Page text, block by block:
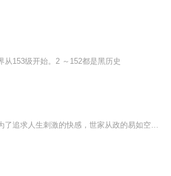
153级开始。2 ～152都是黑历史
【内容简介】从政还是从商？政治人情复杂，商业险象环生。或许就是为了追求人生刺激的快感，世家从政的易如空非常执着于从商，波澜壮阔之后还是回归政坛，竟是在政治圈中引领了时代风骚。商圈是爱好，得好友李良华左右扶持，得爱人孙越宇默默守候，政坛是...